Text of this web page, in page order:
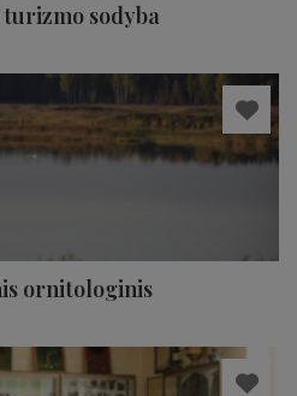
sodyba
ornitologinis